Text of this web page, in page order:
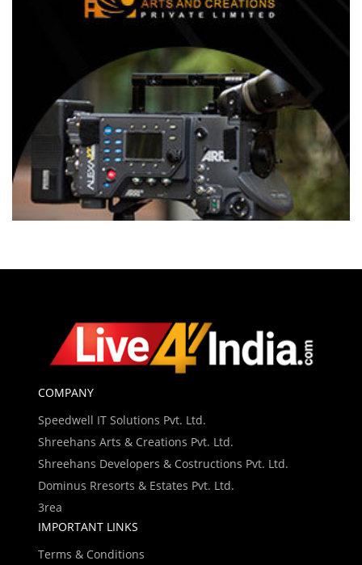
COMPANY
Speedwell IT Solutions Pvt. Ltd.
Shreehans Arts & Creations Pvt. Ltd.
Shreehans Developers & Costructions Pvt. Ltd.
Dominus Rresorts & Estates Pvt. Ltd.
3rea
IMPORTANT LINKS
Terms & Conditions